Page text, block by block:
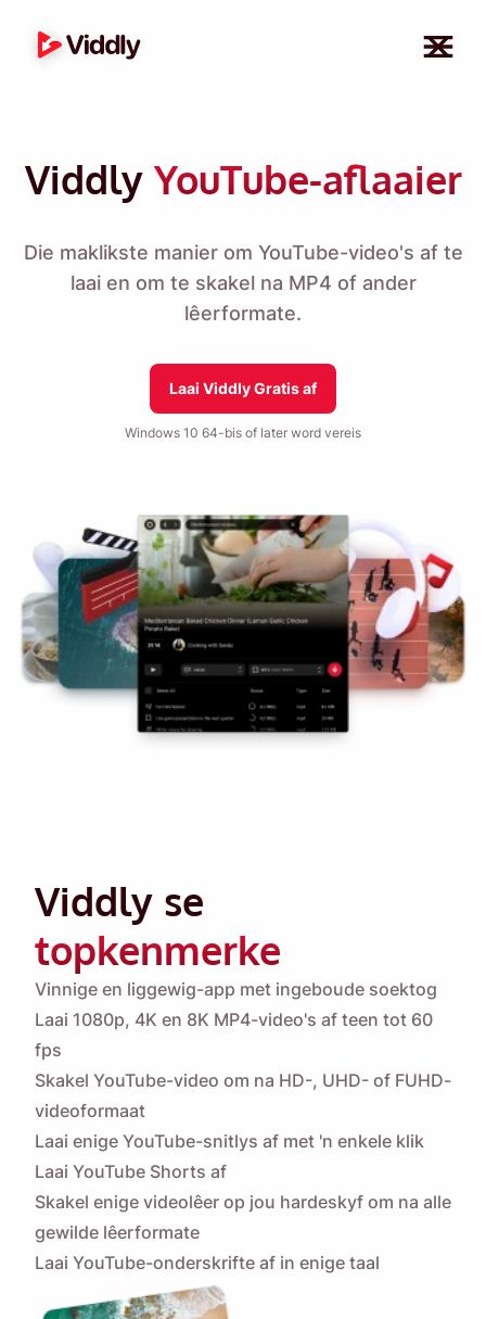
Viddly YouTube-aflaaier
Die maklikste manier om YouTube-video's af te
laai en om te skakel na MP4 of ander
lêerformate.
Laai Viddly Gratis af
Windows 10 64-bis of later word vereis
Viddly se
topkenmerke
Vinnige en liggewig-app met ingeboude soektog
Laai 1080p, 4K en 8K MP4-video's af teen tot 60
fps
Skakel YouTube-video om na HD-, UHD- of FUHD-
videoformaat
Laai enige YouTube-snitlys af met 'n enkele klik
Laai YouTube Shorts af
Skakel enige videolêer op jou hardeskyf om na alle
gewilde lêerformate
Laai YouTube-onderskrifte af in enige taal